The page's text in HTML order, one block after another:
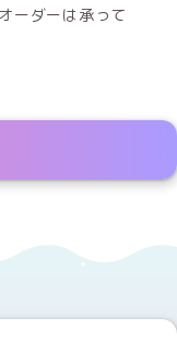
ーダーは承って